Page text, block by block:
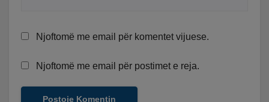
Njoftomë me email për komentet vijuese.
Njoftomë me email për postimet e reja.